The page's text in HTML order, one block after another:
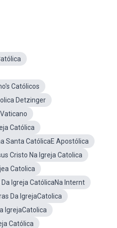
Católicos
Detzinger
Católica
Santa CatólicaE Apostólica
Cristo Na Igreja Catolica
Catolica
Igreja CatólicaNa Internt
Da IgrejaCatolica
IgrejaCatolica
Católica